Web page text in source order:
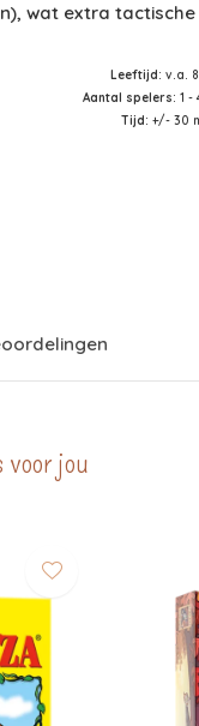
wat extra tactische
Leeftijd: v.a.
Aantal spelers: 1 -
Tijd: +/- 30
jou